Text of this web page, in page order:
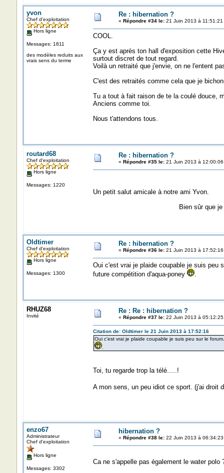
yvon
Chef d'exploitation
Hors ligne
Messages: 1811
des modèles reduits aux
vrais sens du terme
Re : hibernation ?
« Répondre #34 le:21 Juin 2013 à 11:51:21
COOL.
Ça y est après ton hall d'exposition cette
surtout discret de tout regard.
Voilà un retraité que j'envie, on ne l'entent
C'est des retraités comme cela que je
Tu a tout à fait raison de te la coulé douce,
Anciens comme toi.
Nous t'attendons tous.
routard68
Chef d'exploitation
Hors ligne
Messages: 1220
Re : hibernation ?
« Répondre #35 le:21 Juin 2013 à 12:00:06
Un petit salut amicale à notre ami Yvon.
Bien sûr que je viendrais à
Oldtimer
Chef d'exploitation
Hors ligne
Messages: 1300
Re : hibernation ?
« Répondre #36 le:21 Juin 2013 à 17:52:16
Oui c'est vrai je plaide coupable je suis peu
future compétition d'aqua-poney
.
RHUZ68
Invité
Re : Re : hibernation ?
« Répondre #37 le:22 Juin 2013 à 05:12:25
Citation de: Oldtimer le 21 Juin 2013 à 17:52:16
Oui c'est vrai je plaide coupable je suis peu sur le
.
Toi, tu regarde trop la télé.....!
A mon sens, un peu idiot ce sport. (j'ai
enzo67
Administrateur
Chef d'exploitation
Hors ligne
Messages: 3302
hibernation ?
« Répondre #38 le:22 Juin 2013 à 06:34:23
Ca ne s'appelle pas également le water polo